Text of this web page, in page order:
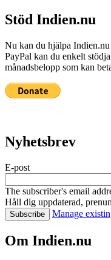
Stöd Indien.nu
Nu kan du hjälpa
PayPal kan du enkelt
månadsbelopp som kan
Nyhetsbrev
E-post
The subscriber's email
Håll dig uppdaterad,
Manage
Om Indien.nu